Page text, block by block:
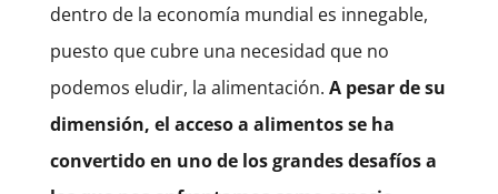
dentro de la economía mundial es innegable,
puesto que cubre una necesidad que no
podemos eludir, la alimentación. A pesar de su
dimensión, el acceso a alimentos se ha
convertido en uno de los grandes desafíos a